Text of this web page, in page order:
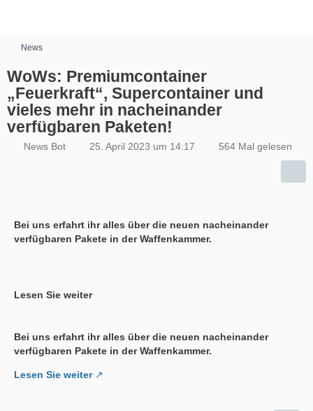
News
WoWs: Premiumcontainer
„Feuerkraft“, Supercontainer und
vieles mehr in nacheinander
verfügbaren Paketen!
News Bot 25. April 2023 um 14:17 564 Mal gelesen
Bei uns erfahrt ihr alles über die neuen nacheinander
verfügbaren Pakete in der Waffenkammer.
Lesen Sie weiter
Bei uns erfahrt ihr alles über die neuen nacheinander
verfügbaren Pakete in der Waffenkammer.
Lesen Sie weiter